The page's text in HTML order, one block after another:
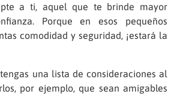
a ti, aquel que te brinde mayor
Porque en esos pequeños
comodidad y seguridad, ¡estará la
una lista de consideraciones al
por ejemplo, que sean amigables